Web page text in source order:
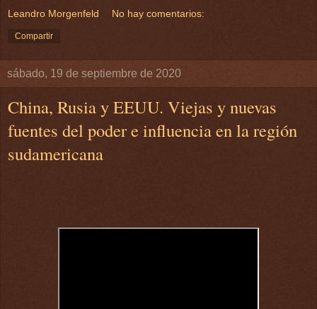
Leandro Morgenfeld No hay comentarios:
Compartir
sábado, 19 de septiembre de 2020
China, Rusia y EEUU. Viejas y nuevas
fuentes del poder e influencia en la región
sudamericana